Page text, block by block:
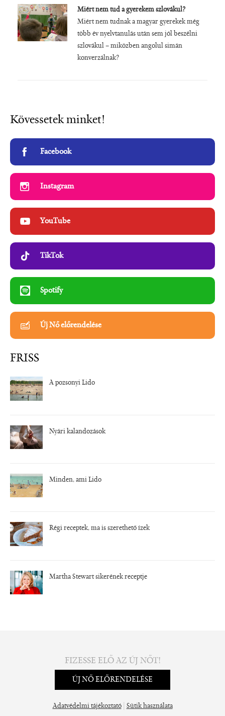
Miért nem tud a gyerekem szlovákul?
Miért nem tudnak a magyar gyerekek még
több év nyelvtanulás után sem jól beszélni
szlovákul – miközben angolul simán
konverzálnak?
Kövessetek minket!
Facebook
Instagram
YouTube
TikTok
Spotify
Új Nő előrendelése
FRISS
A pozsonyi Lido
Nyári kalandozások
Minden, ami Lido
Régi receptek, ma is szerethető ízek
Martha Stewart sikerének receptje
FIZESSE ELŐ AZ ÚJ NŐT!
ÚJ NŐ ELŐRENDELÉSE
Adatvédelmi tájékoztató| Sütik használata